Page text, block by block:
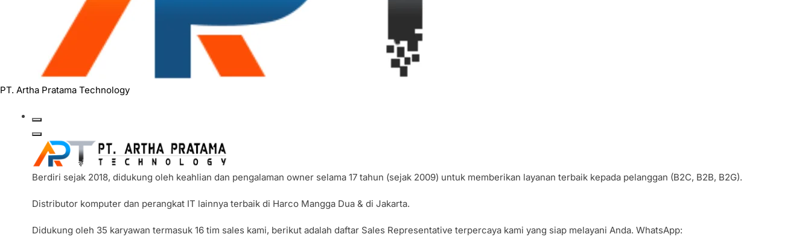
PT. Artha Pratama Technology
Berdiri sejak 2018, didukung oleh keahlian dan pengalaman owner selama 17 tahun (sejak 2009) untuk memberikan layanan terbaik kepada pelanggan (B2C, B2B, B2G).
Distributor komputer dan perangkat IT lainnya terbaik di Harco Mangga Dua & di Jakarta.
Didukung oleh 35 karyawan termasuk 16 tim sales kami, berikut adalah daftar Sales Representative terpercaya kami yang siap melayani Anda. WhatsApp: